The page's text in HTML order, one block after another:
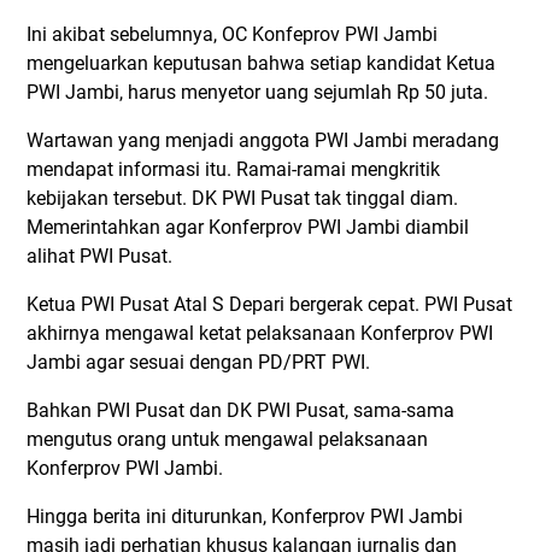
Ini akibat sebelumnya, OC Konfeprov PWI Jambi
mengeluarkan keputusan bahwa setiap kandidat Ketua
PWI Jambi, harus menyetor uang sejumlah Rp 50 juta.
Wartawan yang menjadi anggota PWI Jambi meradang
mendapat informasi itu. Ramai-ramai mengkritik
kebijakan tersebut. DK PWI Pusat tak tinggal diam.
Memerintahkan agar Konferprov PWI Jambi diambil
alihat PWI Pusat.
Ketua PWI Pusat Atal S Depari bergerak cepat. PWI Pusat
akhirnya mengawal ketat pelaksanaan Konferprov PWI
Jambi agar sesuai dengan PD/PRT PWI.
Bahkan PWI Pusat dan DK PWI Pusat, sama-sama
mengutus orang untuk mengawal pelaksanaan
Konferprov PWI Jambi.
Hingga berita ini diturunkan, Konferprov PWI Jambi
masih jadi perhatian khusus kalangan jurnalis dan